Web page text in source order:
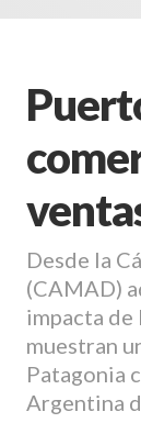
Desde la
(CAMAD)
impacta
muestran
Patagonia
Argentina